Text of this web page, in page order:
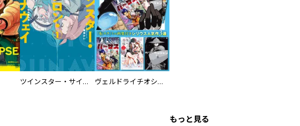
ツインスター・サイクロン・ランナウェイ ヴェルドライチオシ聖典パック 『転スラ』ミニ画集付き シリウス人気作３選
もっと見る